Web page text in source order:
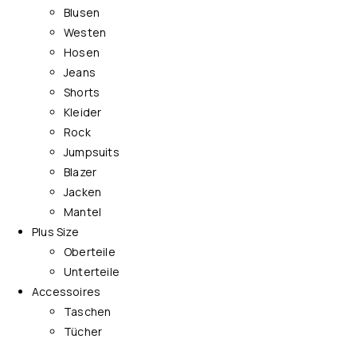
Blusen
Westen
Hosen
Jeans
Shorts
Kleider
Rock
Jumpsuits
Blazer
Jacken
Mantel
Plus Size
Oberteile
Unterteile
Accessoires
Taschen
Tücher